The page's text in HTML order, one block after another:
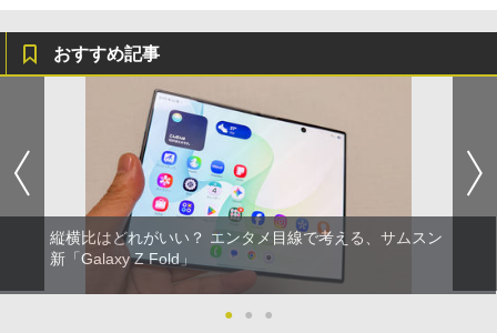
おすすめ記事
縦横比はどれがいい？ エンタメ目線で考える、サムスン
新「Galaxy Z Fold」
● ● ●